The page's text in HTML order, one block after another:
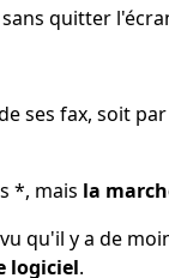
quitter
ses fax, soit par
*, mais la
qu'il y a de
logiciel.